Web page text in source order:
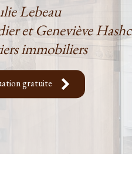
Lebeau
et Geneviève
immobiliers
gratuite